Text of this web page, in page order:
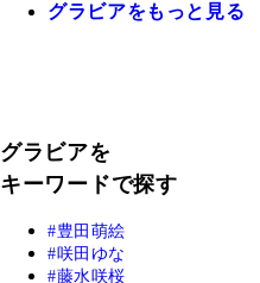
グラビアをもっと見る
グラビアを
キーワードで探す
豊田萌絵
咲田ゆな
藤水咲桜